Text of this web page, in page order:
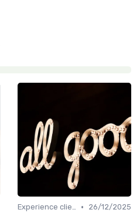
Experience client •
26/12/2025